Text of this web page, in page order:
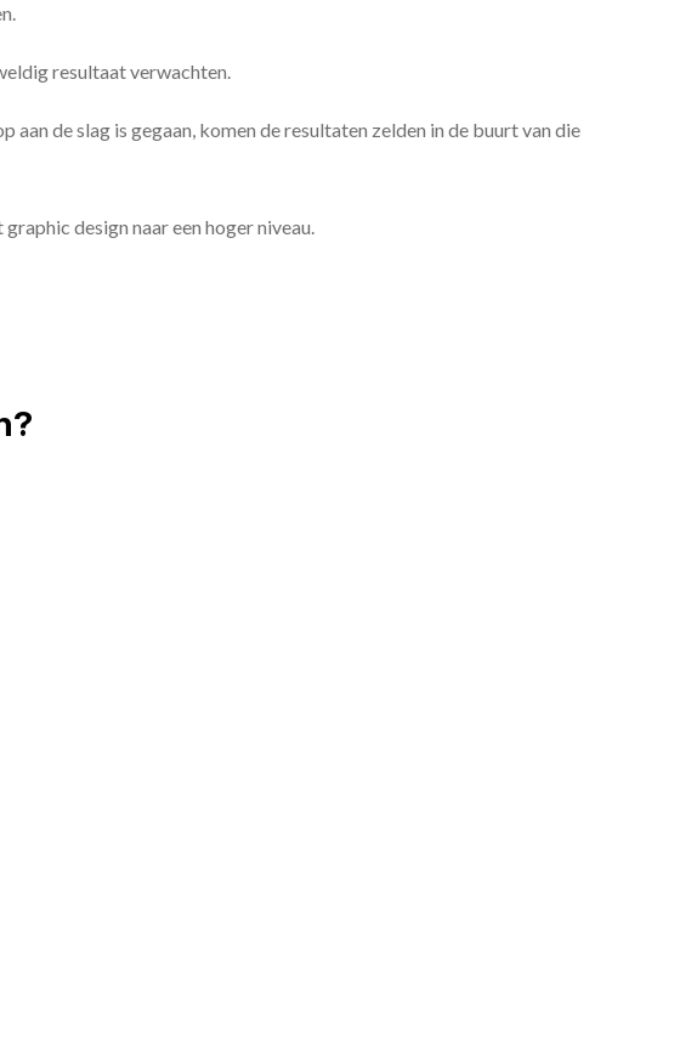
resultaat verwachten.
de slag is gegaan, komen de resultaten zelden in de buurt van die
design naar een hoger niveau.